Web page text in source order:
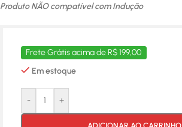
Produto NÃO compatível com Indução
Frete Grátis acima de R$ 199,00
Em estoque
- +